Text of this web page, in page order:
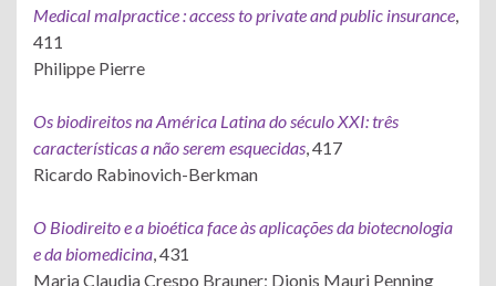
Medical malpractice : access to private and public insurance,
411
Philippe Pierre
Os biodireitos na América Latina do século XXI: três
características a não serem esquecidas, 417
Ricardo Rabinovich-Berkman
O Biodireito e a bioética face às aplicações da biotecnologia
e da biomedicina, 431
Maria Claudia Crespo Brauner; Dionis Mauri Penning